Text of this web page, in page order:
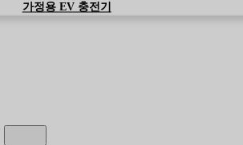
가정용 EV 충전기